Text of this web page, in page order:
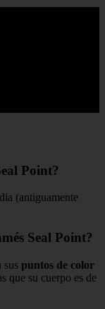
Point?
(antiguamente
Seal Point?
sus puntos de color
que su cuerpo es de